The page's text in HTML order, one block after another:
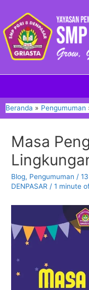
Beranda Pengumuman
Masa
Blog, Pengumuman /
DENPASAR / 1 minute